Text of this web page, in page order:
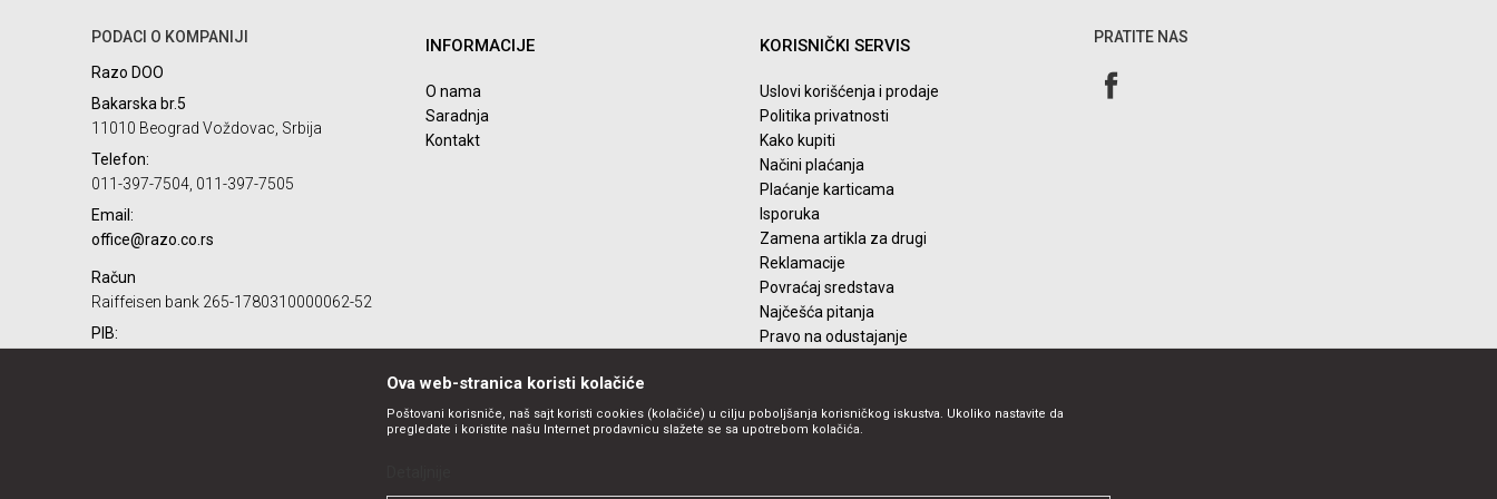
POŠALJI
PODACI O KOMPANIJI
Razo DOO
Bakarska br.5
11010 Beograd Voždovac, Srbija
Telefon:
011-397-7504, 011-397-7505
Email:
office@razo.co.rs
Račun
Raiffeisen bank 265-1780310000062-52
PIB:
INFORMACIJE
O nama
Saradnja
Kontakt
KORISNIČKI SERVIS
Uslovi korišćenja i prodaje
Politika privatnosti
Kako kupiti
Načini plaćanja
Plaćanje karticama
Isporuka
Zamena artikla za drugi
Reklamacije
Povraćaj sredstava
Najčešća pitanja
Pravo na odustajanje
PRATITE NAS
Ova web-stranica koristi kolačiće
Poštovani korisniče, naš sajt koristi cookies (kolačiće) u cilju poboljšanja korisničkog iskustva. Ukoliko nastavite da
pregledate i koristite našu Internet prodavnicu slažete se sa upotrebom kolačića.